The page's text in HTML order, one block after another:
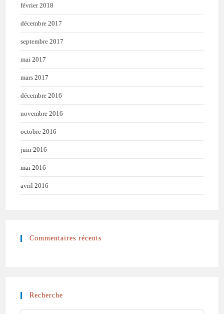
février 2018
décembre 2017
septembre 2017
mai 2017
mars 2017
décembre 2016
novembre 2016
octobre 2016
juin 2016
mai 2016
avril 2016
Commentaires récents
Recherche